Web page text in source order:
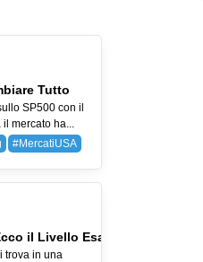
Tutto
SP500 con il
il mercato ha...
#MercatiUSA
il Livello Esatto
trova in una